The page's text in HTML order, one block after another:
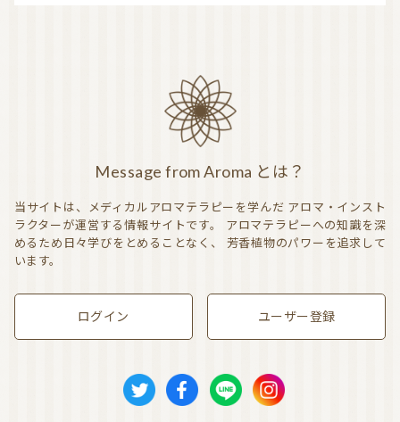
Message from Aroma とは？
当サイトは、メディカルアロマテラピーを学んだ アロマ・インスト
ラクターが運営する情報サイトです。
アロマテラピーへの知識を深
めるため日々学びをとめることなく、
芳香植物のパワーを追求して
います。
ログイン ユーザー登録